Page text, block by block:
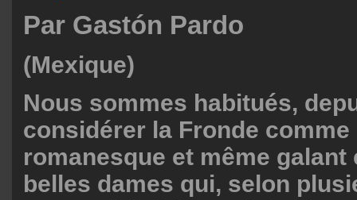
Par Gastón Pardo
(Mexique)
Nous sommes habitués,
considérer la Fronde comme
romanesque et même galant
belles dames qui, selon